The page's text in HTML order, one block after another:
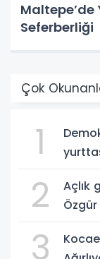
Seferberliği
Çok
1
2
Açlık
Özgür
3